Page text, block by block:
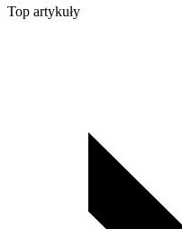
Top artykuły